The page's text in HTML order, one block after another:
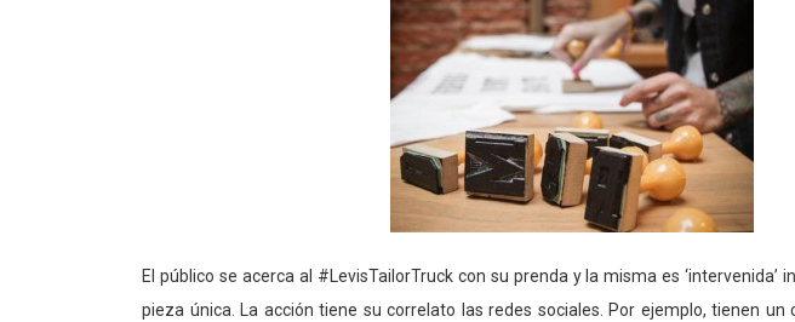
El público se acerca al #LevisTailorTruck con su prenda y la misma es
pieza única. La acción tiene su correlato las redes sociales. Por ejemplo, tienen un